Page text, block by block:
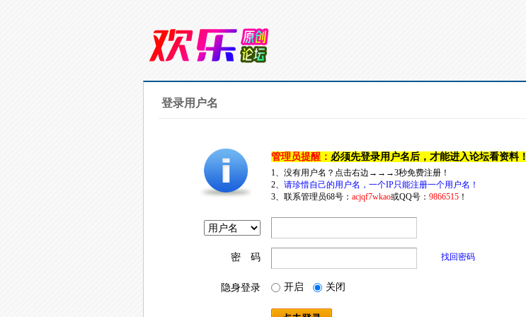
登录用户名
管理员提醒： 必须先登录用户名后，才能进入论坛看资料！
1、没有用户名？点击右边→→→3秒免费注册！
2、 请珍惜自己的用户名，一个IP只能注册一个用户名！
3、联系管理员68号： acjqf7wkao或QQ号： 9866515！
密 码 找回密码
隐身登录 开启 关闭